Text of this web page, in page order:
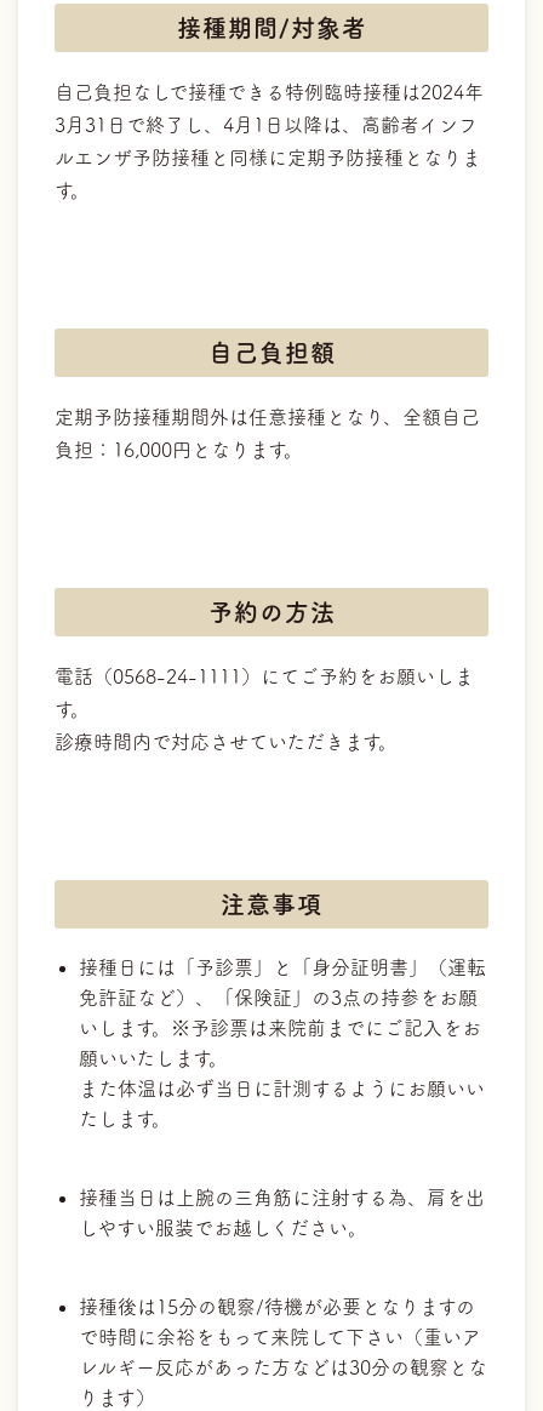
接種期間/対象者
自己負担なしで接種できる特例臨時接種は2024年
3月31日で終了し、4月1日以降は、高齢者インフ
ルエンザ予防接種と同様に定期予防接種となりま
す。
自己負担額
定期予防接種期間外は任意接種となり、全額自己
負担：16,000円となります。
予約の方法
電話（0568-24-1111）にてご予約をお願いしま
す。
診療時間内で対応させていただきます。
注意事項
接種日には「予診票」と「身分証明書」（運転
免許証など）、「保険証」の3点の持参をお願
いします。※予診票は来院前までにご記入をお
願いいたします。
また体温は必ず当日に計測するようにお願いい
たします。
接種当日は上腕の三角筋に注射する為、肩を出
しやすい服装でお越しください。
接種後は15分の観察/待機が必要となりますの
で時間に余裕をもって来院して下さい（重いア
レルギー反応があった方などは30分の観察とな
ります）